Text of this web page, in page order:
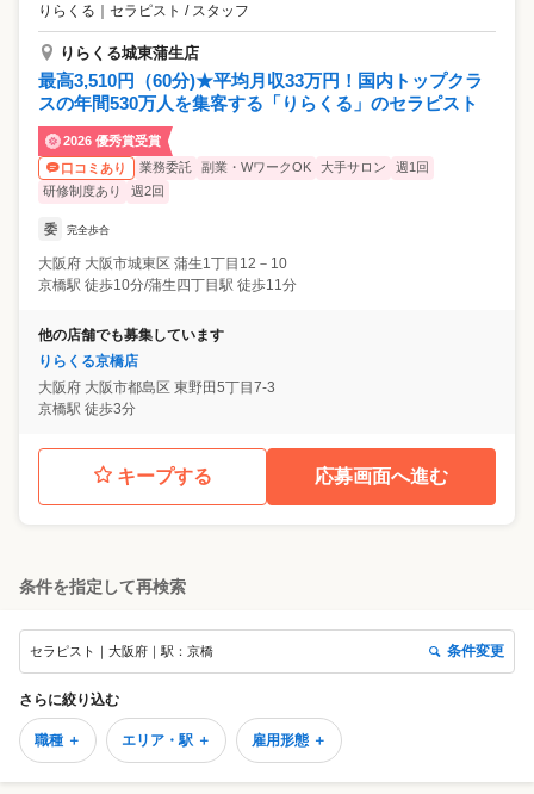
りらくる ｜ セラピスト / スタッフ
りらくる城東蒲生店
最高3,510円（60分)★平均月収33万円！国内トップクラ
スの年間530万人を集客する「りらくる」のセラピスト
2026 優秀賞受賞
口コミあり
業務委託 副業・WワークOK 大手サロン
週1回
研修制度あり
週2回
委 完全歩合
大阪府 大阪市城東区 蒲生1丁目12－10
京橋駅 徒歩10分/蒲生四丁目駅 徒歩11分
他の店舗でも募集しています
りらくる京橋店
大阪府 大阪市都島区 東野田5丁目7-3
京橋駅 徒歩3分
キープする 応募画面へ進む
条件を指定して再検索
セラピスト｜大阪府｜駅：京橋 条件変更
さらに絞り込む
職種 ＋ エリア・駅 ＋ 雇用形態 ＋